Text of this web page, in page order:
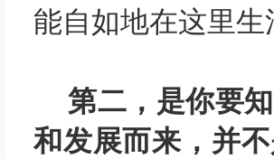
能自如地在这里生
第二，是你要
和发展而来，并